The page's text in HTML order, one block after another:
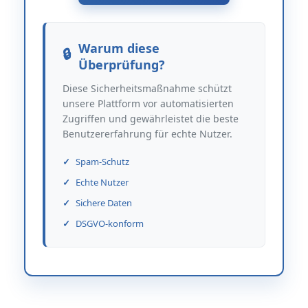
Warum diese
Überprüfung?
Diese Sicherheitsmaßnahme schützt
unsere Plattform vor automatisierten
Zugriffen und gewährleistet die beste
Benutzererfahrung für echte Nutzer.
Spam-Schutz
Echte Nutzer
Sichere Daten
DSGVO-konform